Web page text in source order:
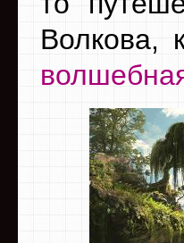
Волкова,